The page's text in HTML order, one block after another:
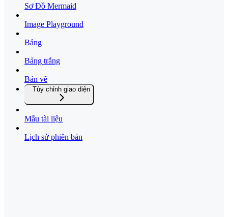
Sơ Đồ Mermaid
Image Playground
Bảng
Bảng trắng
Bản vẽ
Tùy chỉnh giao diện
Mẫu tài liệu
Lịch sử phiên bản